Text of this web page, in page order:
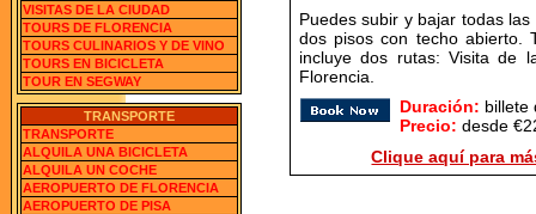
VISITAS DE LA CIUDAD
TOURS DE FLORENCIA
TOURS CULINARIOS Y DE VINO
TOURS EN BICICLETA
TOUR EN SEGWAY
TRANSPORTE
TRANSPORTE
ALQUILA UNA BICICLETA
ALQUILA UN COCHE
AEROPUERTO DE FLORENCIA
AEROPUERTO DE PISA
Puedes subir y bajar todas
dos pisos con techo abierto.
incluye dos rutas: Visita de
Florencia.
Duración: billete
Precio: desde
Clique aquí para